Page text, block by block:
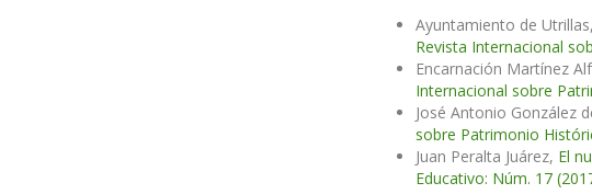
Ayuntamiento de Utrillas,
Revista Internacional
Encarnación Martínez
Internacional sobre
José Antonio González
sobre Patrimonio
Juan Peralta Juárez, El
Educativo: Núm. 17